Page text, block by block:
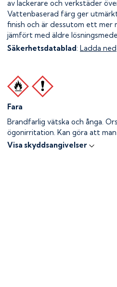
av lackerare och verkstäder
Vattenbaserad färg ger
finish och är dessutom ett mer
jämfört med äldre
Säkerhetsdatablad: Ladda ned
Fara
Brandfarlig vätska och ånga.
ögonirritation. Kan göra att
Visa skyddsangivelser